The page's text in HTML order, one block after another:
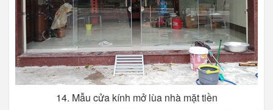
14. Mẫu cửa kính mở lùa nhà mặt tiền